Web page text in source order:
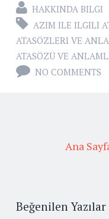
HAKKINDA BILGI
AZIM ILE ILGILI
ATASÖZLERI VE
ATASÖZÜ VE
NO COMMENTS
Ana
Beğenilen Yazılar